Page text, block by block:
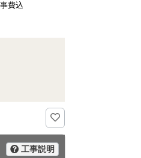
費込
工事説明